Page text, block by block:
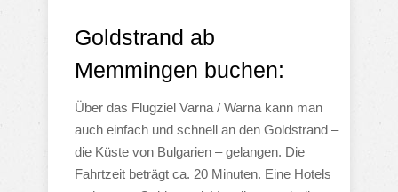
Goldstrand ab
Memmingen buchen:
Über das Flugziel Varna / Warna kann man
auch einfach und schnell an den Goldstrand –
die Küste von Bulgarien – gelangen. Die
Fahrtzeit beträgt ca. 20 Minuten. Eine Hotels